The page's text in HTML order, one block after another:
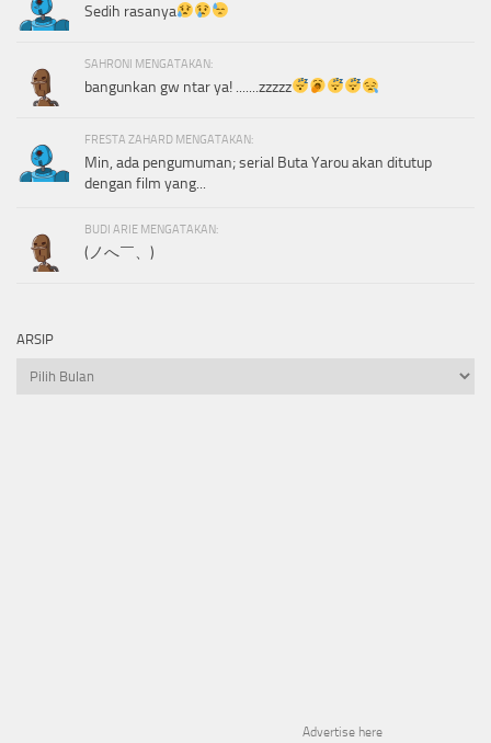
Sedih rasanya
SAHRONI MENGATAKAN:
bangunkan gw ntar ya! .......zzzzz
FRESTA ZAHARD MENGATAKAN:
Min, ada pengumuman; serial Buta Yarou akan ditutup
dengan film yang...
BUDI ARIE MENGATAKAN:
(ノへ￣、)
ARSIP
Arsip
Advertise here